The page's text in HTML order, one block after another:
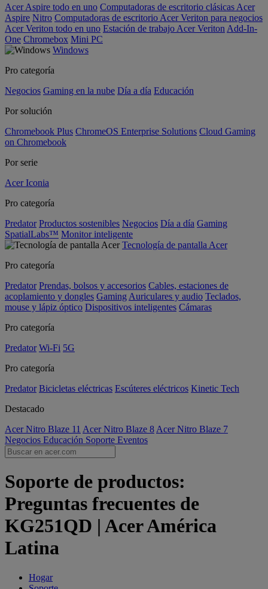
Acer Aspire todo en uno Computadoras de escritorio clásicas Acer
Aspire Nitro Computadoras de escritorio Acer Veriton para negocios
Acer Veriton todo en uno Estación de trabajo Acer Veriton Add-In-
One Chromebox Mini PC
Windows
Pro categoría
Negocios Gaming en la nube Día a día Educación
Por solución
Chromebook Plus ChromeOS Enterprise Solutions Cloud Gaming
on Chromebook
Por serie
Acer Iconia
Pro categoría
Predator Productos sostenibles Negocios Día a día Gaming
SpatialLabs™ Monitor inteligente
Tecnología de pantalla Acer
Pro categoría
Predator Prendas, bolsos y accesorios Cables, estaciones de
acoplamiento y dongles Gaming Auriculares y audio Teclados,
mouse y lápiz óptico Dispositivos inteligentes Cámaras
Pro categoría
Predator Wi-Fi 5G
Pro categoría
Predator Bicicletas eléctricas Escúteres eléctricos Kinetic Tech
Destacado
Acer Nitro Blaze 11 Acer Nitro Blaze 8 Acer Nitro Blaze 7
Negocios Educación Soporte Eventos
Soporte de productos:
Preguntas frecuentes de
KG251QD | Acer América
Latina
Hogar